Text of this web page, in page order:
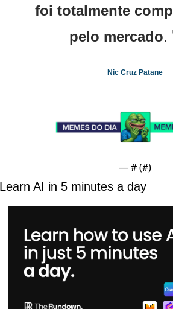
foi totalmente
pelo mercado.
Nic Cruz Patane
— # (#)
Learn AI in 5 minutes a day